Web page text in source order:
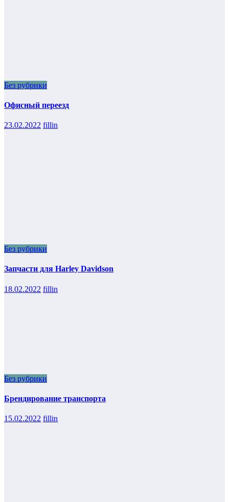
Без рубрики
Офисный переезд
23.02.2022 fillin
Без рубрики
Запчасти для Harley Davidson
18.02.2022 fillin
Без рубрики
Брендирование транспорта
15.02.2022 fillin